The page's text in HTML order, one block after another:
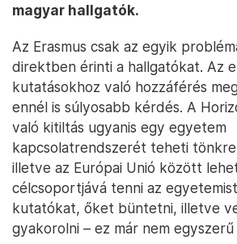
magyar hallgatók.
Az Erasmus csak az egyik
direktben érinti a hallgatókat. Az
kutatásokhoz való hozzáférés
ennél is súlyosabb kérdés. A
való kitiltás ugyanis egy egyetem
kapcsolatrendszerét teheti
illetve az Európai Unió között
célcsoportjává tenni az
kutatókat, őket büntetni, illetve
gyakorolni – ez már nem